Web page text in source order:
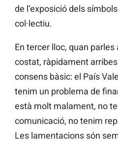
de l’exposició dels
col·lectiu.
En tercer lloc, quan
costat, ràpidament
consens bàsic: el País
tenim un problema de
està molt malament, no
comunicació, no tenim
Les lamentacions són